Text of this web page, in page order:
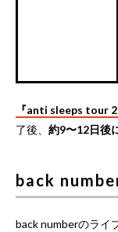
『anti sleeps tour
了後、 約9〜12日後
back
back numberのライ